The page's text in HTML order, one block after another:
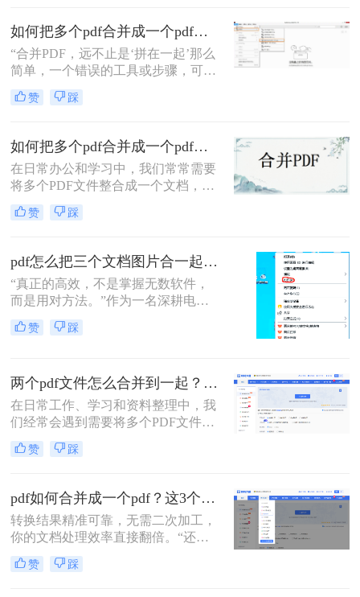
急的！”这样的场景，你是否熟悉？
如何把多个pdf合并成一个pdf？5种高效合并方法详解！
“合并PDF，远不止是‘拼在一起’那么
简单，一个错误的工具或步骤，可能
让你精心排版的文档面目全
非。”——这是从业多年，处理过上
赞 踩
如何把多个pdf合并成一个pdf？来试试这两种高效方法！
在日常办公和学习中，我们常常需要
将多个PDF文件整合成一个文档，以
便更好地管理和分享信息。那么如何
把多个pdf合并成一个pdf呢？为了帮
介绍两种简单而实用的方法来合并多
个PDF文件。
赞 踩
pdf怎么把三个文档图片合一起？三招搞定，最后一招在线即用无门槛！
“真正的高效，不是掌握无数软件，
而是用对方法。”作为一名深耕电脑
办公软件测评多年的博主，小编经常
在后台收到类似的求助：“手头有三
一个PDF文件里？”
赞 踩
两个pdf文件怎么合并到一起？一篇涵盖所有主流方法的终极指南！
在日常工作、学习和资料整理中，我
们经常会遇到需要将多个PDF文件合
并为一个的情况。无论是整合多个章
节的电子书、汇总一份报告的各个部
PDF文档，掌握高效、可靠的PDF合
并技能至关重要。市面上有许多工具
可以实现这一功能，但各有优劣。那
么两个pdf文件怎么合并到一起呢？本
文将为您详细介绍四种主流且有效的
方法，从在线工具的便捷到专业软件
赞 踩
pdf如何合并成一个pdf？这3个免费高效方法，职场人必须掌握！
转换结果精准可靠，无需二次加工，
你的文档处理效率直接翻倍。“还在
为合并几十个PDF报告而头疼？你浪
费在重复操作上的时间，够你学一个
赞 踩